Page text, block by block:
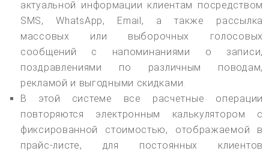
актуальной информации клиентам посредством
SMS, WhatsApp, Email, а также рассылка
массовых или выборочных голосовых
сообщений с напоминаниями о записи,
поздравлениями по различным поводам,
рекламой и выгодными скидками.
В этой системе все расчетные операции
повторяются электронным калькулятором с
фиксированной стоимостью, отображаемой в
прайс-листе, для постоянных клиентов